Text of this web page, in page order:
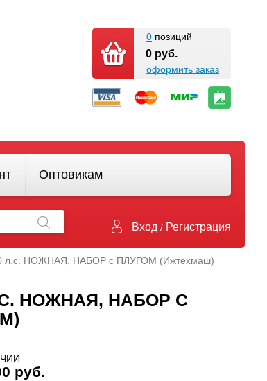
0 позиций
0 руб.
оформить заказ
Оптовикам
Вход / Регистрация
л.с. НОЖНАЯ, НАБОР с ПЛУГОМ (Ижтехмаш)
НОЖНАЯ, НАБОР С
руб.